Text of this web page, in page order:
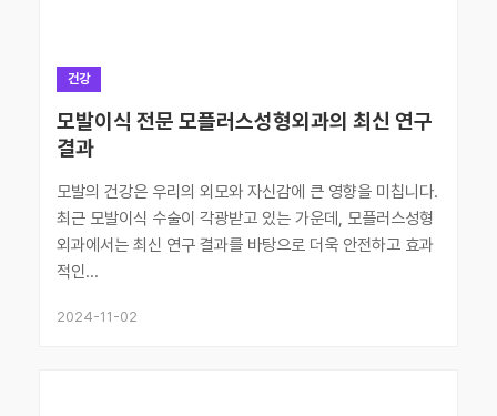
건강
모발이식 전문 모플러스성형외과의 최신 연구
결과
모발의 건강은 우리의 외모와 자신감에 큰 영향을 미칩니다.
최근 모발이식 수술이 각광받고 있는 가운데, 모플러스성형
외과에서는 최신 연구 결과를 바탕으로 더욱 안전하고 효과
적인...
2024-11-02